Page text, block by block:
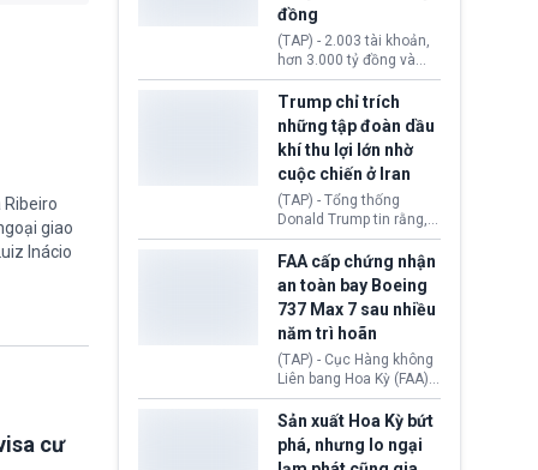
giao
Inácio
cư
soát công nghệ có thể
khiến công dân Trung
Quốc đối mặt lệnh cấm
xuất cảnh kéo dài tới 3
năm. Trong khi đó, người
nước ngoài sử dụng giấy
tờ giả có nguy cơ bị từ
chối nhập cảnh hoặc
cấm vào Trung Quốc tới
5 năm.
đồng
(TAP) - 2.003 tài khoản,
hơn 3.000 tỷ đồng và
một đường dây đánh
bạc xuyên quốc gia vận
hành 24/24 giờ vừa bị
Công an TP. Hải Phòng
(Việt Nam) bóc gỡ.
Trump chỉ trích
những tập đoàn dầu
khí thu lợi lớn nhờ
cuộc chiến ở Iran
(TAP) - Tổng thống
Donald Trump tin rằng, 2
tập đoàn dầu khí
ExxonMobil và Chevron
đã thu về lợi nhuận quá
lớn nhờ giá dầu tăng
mạnh suốt thời gian Hoa
Kỳ xảy ra xung đột ở
Iran. Trên cơ sở đó, lãnh
đạo Nhà Trắng kêu gọi
các doanh nghiệp cần
giảm giá bán cho người
tiêu dùng.
FAA cấp chứng nhận
an toàn bay Boeing
737 Max 7 sau nhiều
năm trì hoãn
(TAP) - Cục Hàng không
Liên bang Hoa Kỳ (FAA)
vừa chính thức cấp
chứng nhận an toàn bay
cho Boeing 737 Max 7,
mẫu máy bay nhỏ nhất
Sản xuất Hoa Kỳ bứt
phá, nhưng lo ngại